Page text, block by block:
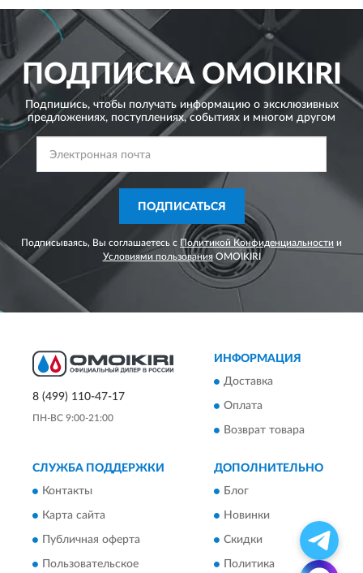
ПОДПИСКАOMOIKIRI
Подпишись, чтобы получать информацию о эксклюзивных
предложениях, поступлениях, событиях и многом другом
ПОДПИСАТЬСЯ
Подписываясь, Вы соглашаетесь с Политикой Конфиденциальности и
Условиями пользованияOMOIKIRI
8 (499) 110-47-17
ПН-ВС 9:00-21:00
ИНФОРМАЦИЯ
Доставка
Оплата
Возврат товара
СЛУЖБА ПОДДЕРЖКИ
Контакты
Карта сайта
Публичная оферта
Пользовательское
ДОПОЛНИТЕЛЬНО
Блог
Новинки
Скидки
Политика